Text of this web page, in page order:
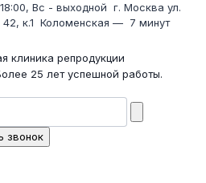
Вс - выходной г. Москва ул.
к.1 Коломенская — 7 минут
клиника репродукции
25 лет успешной работы.
звонок